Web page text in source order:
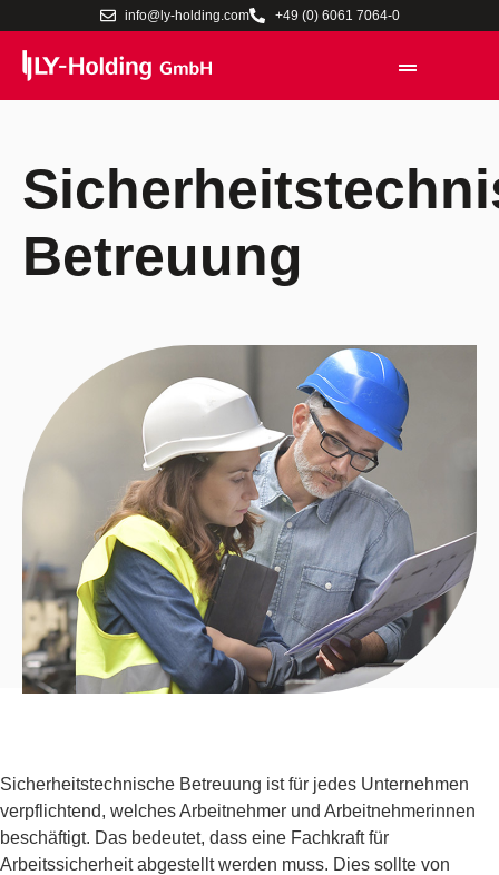
info@ly-holding.com +49 (0) 6061 7064-0
Betreuung
Sicherheitstechnische Betreuung ist für jedes Unternehmen
verpflichtend, welches Arbeitnehmer und Arbeitnehmerinnen
beschäftigt. Das bedeutet, dass eine Fachkraft für
Arbeitssicherheit abgestellt werden muss. Dies sollte von